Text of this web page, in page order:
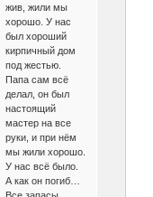
жив, жили мы
хорошо. У нас
был хороший
кирпичный дом
под жестью.
Папа сам всё
делал, он был
настоящий
мастер на все
руки, и при нём
мы жили хорошо.
У нас всё было.
А как он погиб…